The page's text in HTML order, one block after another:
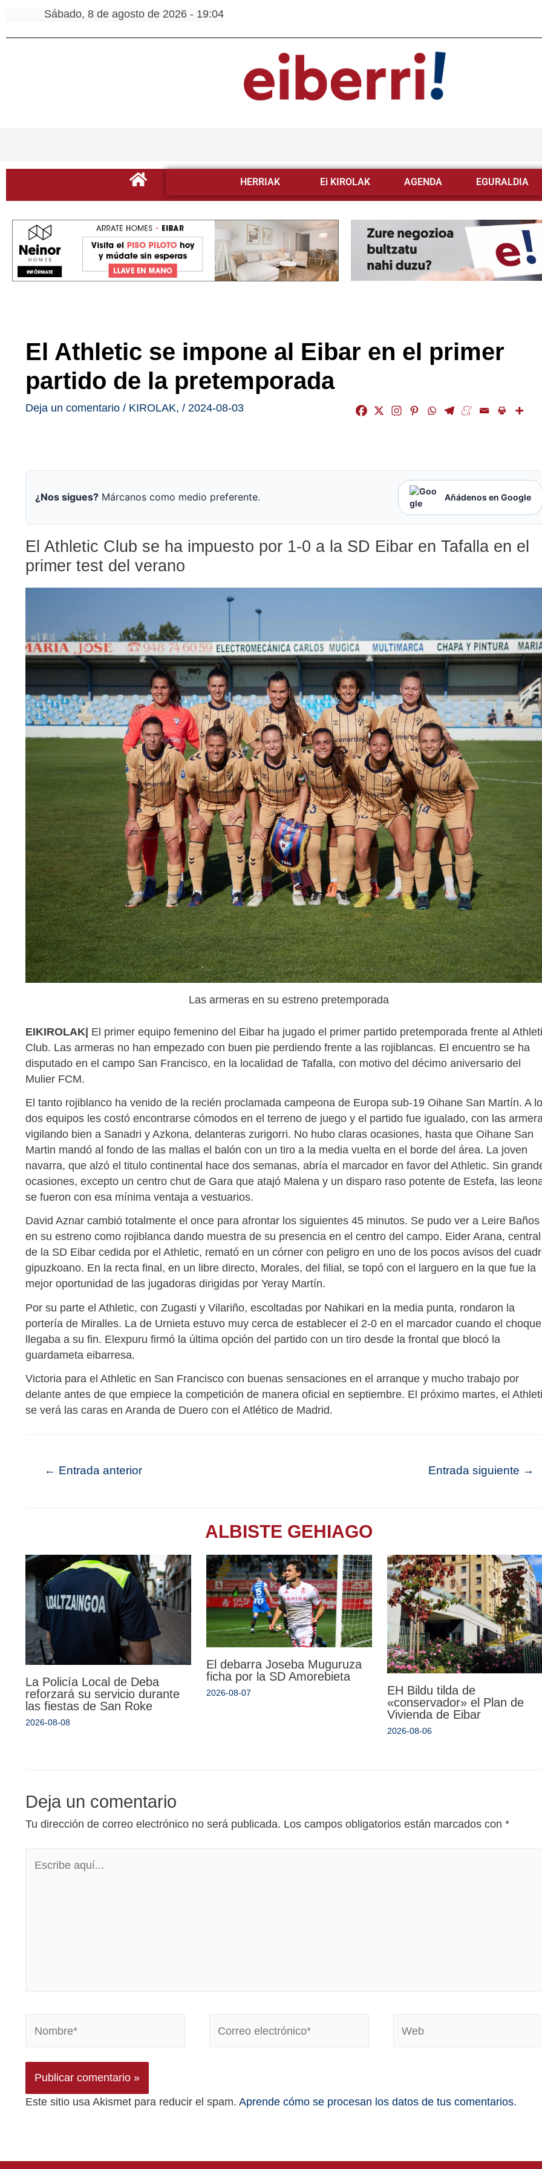
Sábado, 8 de agosto de 2026 - 19:04
HERRIAK Ei KIROLAK AGENDA EGURALDIA
El Athletic se impone al Eibar en el primer
partido de la pretemporada
Deja un comentario / KIROLAK, / 2024-08-03
¿Nos sigues? Márcanos como medio preferente. Añádenos en Google
El Athletic Club se ha impuesto por 1-0 a la SD Eibar en Tafalla en el
primer test del verano
Las armeras en su estreno pretemporada
EIKIROLAK| El primer equipo femenino del Eibar ha jugado el primer partido pretemporada frente al
Club. Las armeras no han empezado con buen pie perdiendo frente a las rojiblancas. El encuentro se ha
disputado en el campo San Francisco, en la localidad de Tafalla, con motivo del décimo aniversario del
Mulier FCM.
El tanto rojiblanco ha venido de la recién proclamada campeona de Europa sub-19 Oihane San Martín. A
dos equipos les costó encontrarse cómodos en el terreno de juego y el partido fue igualado, con las
vigilando bien a Sanadri y Azkona, delanteras zurigorri. No hubo claras ocasiones, hasta que Oihane San
Martin mandó al fondo de las mallas el balón con un tiro a la media vuelta en el borde del área. La joven
navarra, que alzó el titulo continental hace dos semanas, abría el marcador en favor del Athletic. Sin
ocasiones, excepto un centro chut de Gara que atajó Malena y un disparo raso potente de Estefa, las
se fueron con esa mínima ventaja a vestuarios.
David Aznar cambió totalmente el once para afrontar los siguientes 45 minutos. Se pudo ver a Leire Baños
en su estreno como rojiblanca dando muestra de su presencia en el centro del campo. Eider Arana, central
de la SD Eibar cedida por el Athletic, remató en un córner con peligro en uno de los pocos avisos del
gipuzkoano. En la recta final, en un libre directo, Morales, del filial, se topó con el larguero en la que fue la
mejor oportunidad de las jugadoras dirigidas por Yeray Martín.
Por su parte el Athletic, con Zugasti y Vilariño, escoltadas por Nahikari en la media punta, rondaron la
portería de Miralles. La de Urnieta estuvo muy cerca de establecer el 2-0 en el marcador cuando el choque
llegaba a su fin. Elexpuru firmó la última opción del partido con un tiro desde la frontal que blocó la
guardameta eibarresa.
Victoria para el Athletic en San Francisco con buenas sensaciones en el arranque y mucho trabajo por
delante antes de que empiece la competición de manera oficial en septiembre. El próximo martes, el
se verá las caras en Aranda de Duero con el Atlético de Madrid.
← Entrada anterior Entrada siguiente →
ALBISTE GEHIAGO
La Policía Local de Deba
reforzará su servicio durante
las fiestas de San Roke
2026-08-08
El debarra Joseba Muguruza
ficha por la SD Amorebieta
2026-08-07
EH Bildu tilda de
«conservador» el Plan de
Vivienda de Eibar
2026-08-06
Deja un comentario
Tu dirección de correo electrónico no será publicada. Los campos obligatorios están marcados con *
Este sitio usa Akismet para reducir el spam. Aprende cómo se procesan los datos de tus comentarios.